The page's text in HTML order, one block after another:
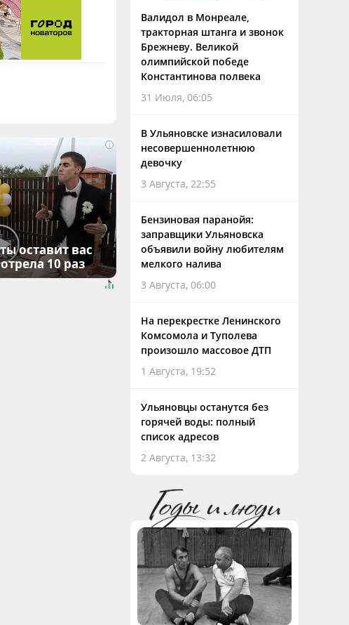
i
оставит вас
10 раз
Валидол в Монреале,
тракторная штанга и звонок
Брежневу. Великой
олимпийской победе
Константинова полвека
31 Июля, 06:05
В Ульяновске изнасиловали
несовершеннолетнюю
девочку
3 Августа, 22:55
Бензиновая паранойя:
заправщики Ульяновска
объявили войну любителям
мелкого налива
3 Августа, 06:00
На перекрестке Ленинского
Комсомола и Туполева
произошло массовое ДТП
1 Августа, 19:52
Ульяновцы останутся без
горячей воды: полный
список адресов
2 Августа, 13:32